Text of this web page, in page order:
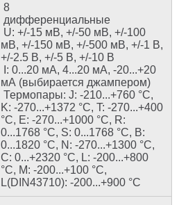
8
дифференциальные
U:+/-15 мВ, +/-50 мВ, +/-100
мВ, +/-150 мВ, +/-500 мВ, +/-1 В,
+/-2.5 В, +/-5 В, +/-10 В
I:0...20 мА, 4...20 мА, -20...+20
мА (выбирается джампером)
Термопары:J: -210...+760 °С,
K: -270...+1372 °С, T: -270...+400
°С, E: -270...+1000 °С, R:
0...1768 °С, S: 0...1768 °С, B:
0...1820 °С, N: -270...+1300 °С,
C: 0...+2320 °С, L: -200...+800
°С, M: -200...+100 °С,
L(DIN43710): -200...+900 °С